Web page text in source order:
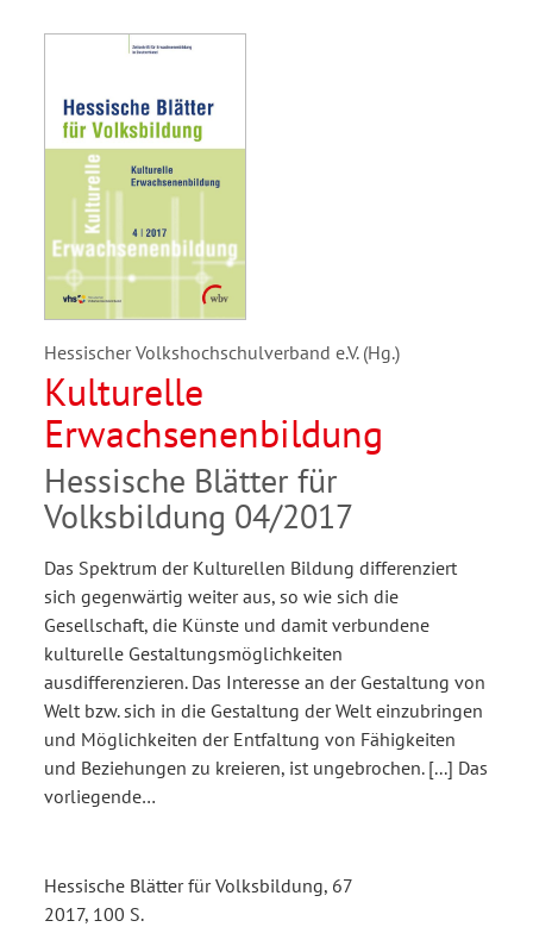
Hessischer Volkshochschulverband e.V. (Hg.)
Kulturelle
Erwachsenenbildung
Hessische Blätter für
Volksbildung 04/2017
Das Spektrum der Kulturellen Bildung differenziert
sich gegenwärtig weiter aus, so wie sich die
Gesellschaft, die Künste und damit verbundene
kulturelle Gestaltungsmöglichkeiten
ausdifferenzieren. Das Interesse an der Gestaltung von
Welt bzw. sich in die Gestaltung der Welt einzubringen
und Möglichkeiten der Entfaltung von Fähigkeiten
und Beziehungen zu kreieren, ist ungebrochen. [...] Das
vorliegende…
Hessische Blätter für Volksbildung, 67
2017, 100 S.